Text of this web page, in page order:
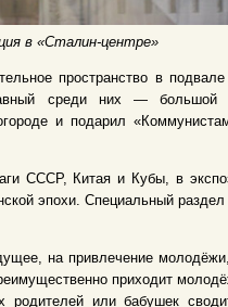
в «Сталин-центре»
пространство в
среди них —
и подарил
СССР, Китая и Кубы, в
эпохи. Специальный
на привлечение
приходит
или бабушек